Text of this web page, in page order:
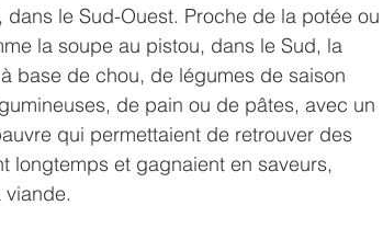
le Sud-Ouest. Proche de la potée ou
la soupe au pistou, dans le Sud, la
base de chou, de légumes de saison
de pain ou de pâtes, avec un
qui permettaient de retrouver des
longtemps et gagnaient en saveurs,
viande.